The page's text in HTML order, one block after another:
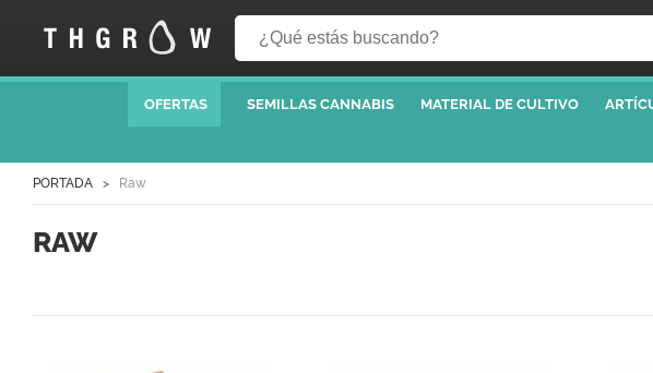
OFERTAS SEMILLAS CANNABIS MATERIAL DE CULTIVO
PORTADA Raw
RAW